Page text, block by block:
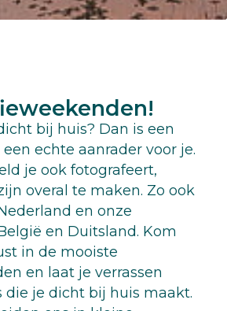
bij huis? Dan is een
echte aanrader voor je.
je ook fotografeert,
overal te maken. Zo ook
en onze
en Duitsland. Kom
in de mooiste
en laat je verrassen
die je dicht bij huis maakt.